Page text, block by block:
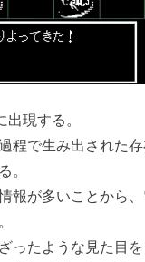
現する。
程で生み出された
。
報が多いことから
ったような見た目を